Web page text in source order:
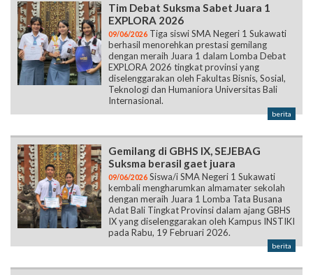
Tim Debat Suksma Sabet Juara 1
EXPLORA 2026
09/06/2026 Tiga siswi SMA Negeri 1 Sukawati
berhasil menorehkan prestasi gemilang
dengan meraih Juara 1 dalam Lomba Debat
EXPLORA 2026 tingkat provinsi yang
diselenggarakan oleh Fakultas Bisnis, Sosial,
Teknologi dan Humaniora Universitas Bali
Internasional.
berita
Gemilang di GBHS IX, SEJEBAG
Suksma berasil gaet juara
09/06/2026 Siswa/i SMA Negeri 1 Sukawati
kembali mengharumkan almamater sekolah
dengan meraih Juara 1 Lomba Tata Busana
Adat Bali Tingkat Provinsi dalam ajang GBHS
IX yang diselenggarakan oleh Kampus INSTIKI
pada Rabu, 19 Februari 2026.
berita